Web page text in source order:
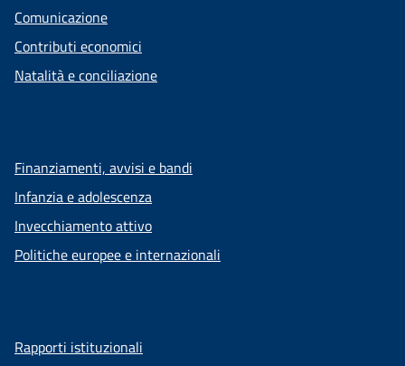
Comunicazione
Contributi economici
Natalità e conciliazione
Finanziamenti, avvisi e bandi
Infanzia e adolescenza
Invecchiamento attivo
Politiche europee e internazionali
Rapporti istituzionali